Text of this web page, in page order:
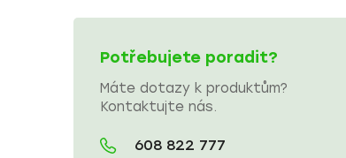
Potřebujete poradit?
Máte dotazy k produktům?
Kontaktujte nás.
608 822 777